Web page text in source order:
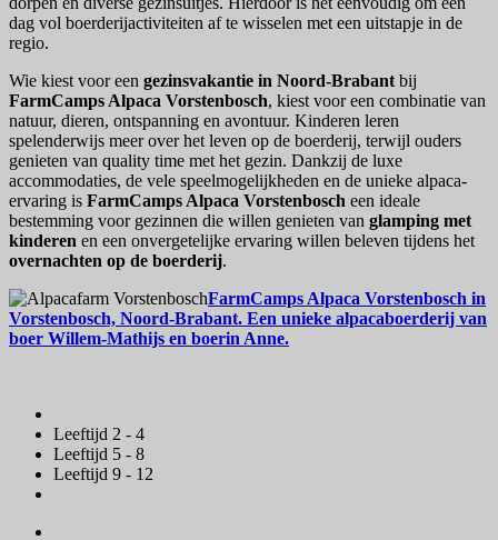
dag vol boerderijactiviteiten af te wisselen met een uitstapje in de
regio.
Wie kiest voor een gezinsvakantie in Noord-Brabant bij
FarmCamps Alpaca Vorstenbosch, kiest voor een combinatie van
natuur, dieren, ontspanning en avontuur. Kinderen leren
spelenderwijs meer over het leven op de boerderij, terwijl ouders
genieten van quality time met het gezin. Dankzij de luxe
accommodaties, de vele speelmogelijkheden en de unieke alpaca-
ervaring is FarmCamps Alpaca Vorstenbosch een ideale
bestemming voor gezinnen die willen genieten van glamping met
kinderen en een onvergetelijke ervaring willen beleven tijdens het
overnachten op de boerderij.
FarmCamps Alpaca Vorstenbosch in
Vorstenbosch, Noord-Brabant. Een unieke alpacaboerderij van
boer Willem-Mathijs en boerin Anne.
Leeftijd 2 - 4
Leeftijd 5 - 8
Leeftijd 9 - 12